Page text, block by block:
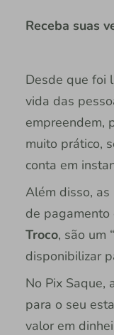
Receba suas
Desde que foi
vida das
empreendem,
muito prático,
conta em
Além disso,
de pagamento
Troco, são um
disponibilizar
No Pix Saque,
para o seu
valor em